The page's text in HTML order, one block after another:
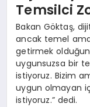
Temsilci
Bakan Göktaş,
ancak temel
getirmek
uygunsuzsa bir
istiyoruz. Bizim
uygun olmayan
istiyoruz.” dedi.